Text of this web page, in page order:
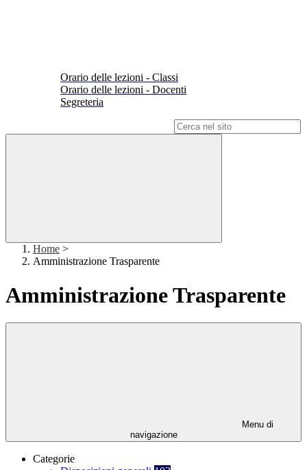
Orario delle lezioni - Classi
Orario delle lezioni - Docenti
Segreteria
Home >
Amministrazione Trasparente
Amministrazione Trasparente
Menu di
navigazione
Categorie